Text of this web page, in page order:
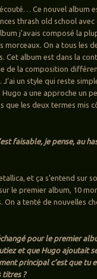
Ce nouvel album
thrash old school
j’avais composé la
morceaux. On a tous les
Cet album est dans la
de la composition
un style qui reste
a une approche un
que les deux termes mis
faisable, je pense, au
et ça s’entend sur
le premier album, 10
a tenté de nouvelles
pour le premier
et que Hugo ajoutait
principal c’est que tu
titres ?